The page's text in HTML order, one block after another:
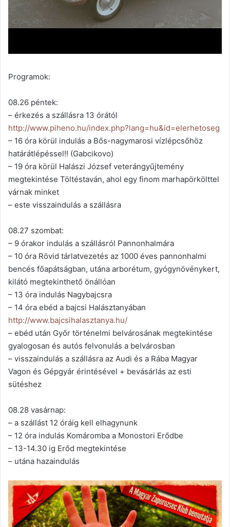
Programok:
08.26 péntek:
– érkezés a szállásra 13 órától
http://www.piheno.hu/index.php?lang=hu&id=elerhetoseg
– 16 óra körül indulás a Bős-nagymarosi vízlépcsőhöz
határátlépéssel!! (Gabcikovo)
– 19 óra körül Halászi József veterángyűjtemény
megtekintése Töltéstaván, ahol egy finom marhapörkölttel
várnak minket
– este visszaindulás a szállásra
08.27 szombat:
– 9 órakor indulás a szállásról Pannonhalmára
– 10 óra Rövid tárlatvezetés az 1000 éves pannonhalmi
bencés főapátságban, utána arborétum, gyógynövénykert,
kilátó megtekinthető önállóan
– 13 óra indulás Nagybajcsra
– 14 óra ebéd a bajcsi Halásztanyában
http://www.bajcsihalasztanya.hu/
– ebéd után Győr történelmi belvárosának megtekintése
gyalogosan és autós felvonulás a belvárosban
– visszaindulás a szállásra az Audi és a Rába Magyar
Vagon és Gépgyár érintésével + bevásárlás az esti
sütéshez
08.28 vasárnap:
– a szállást 12 óráig kell elhagynunk
– 12 óra indulás Komáromba a Monostori Erődbe
– 13-14.30 ig Erőd megtekintése
– utána hazaindulás